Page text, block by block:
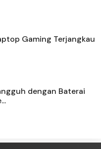
Gaming Terjangkau
dengan Baterai